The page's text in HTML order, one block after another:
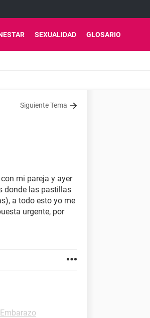
SEXUALIDAD GLOSARIO
Siguiente Tema
mi pareja y ayer
donde las pastillas
a todo esto yo me
urgente, por